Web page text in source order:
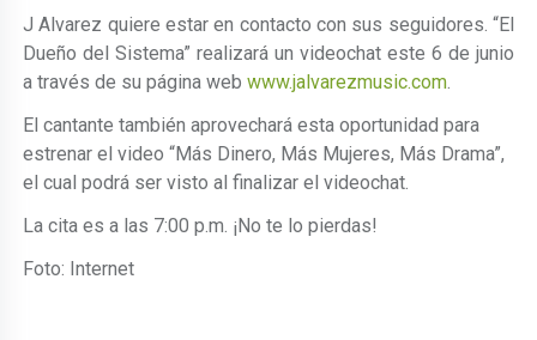
J Alvarez quiere estar en contacto con sus seguidores. “El
Dueño del Sistema” realizará un videochat este 6 de junio
a través de su página webwww.jalvarezmusic.com.
El cantante también aprovechará esta oportunidad para
estrenar el video “Más Dinero, Más Mujeres, Más Drama”,
el cual podrá ser visto al finalizar el videochat.
La cita es a las 7:00 p.m. ¡No te lo pierdas!
Foto: Internet